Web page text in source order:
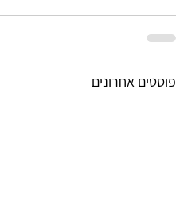
פוסטים אחרונים